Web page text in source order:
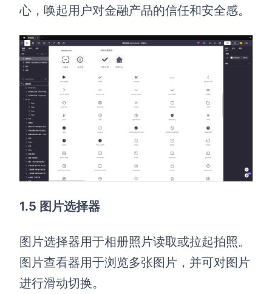
心，唤起用户对金融产品的信任和安全感。
1.5 图片选择器
图片选择器用于相册照片读取或拉起拍照。
图片查看器用于浏览多张图片，并可对图片
进行滑动切换。